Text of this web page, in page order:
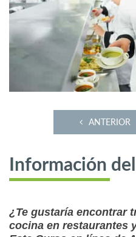
ANTERIOR
Información
¿Te gustaría encontrar
cocina en restaurantes